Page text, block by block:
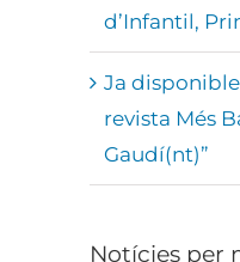
d’Infantil,
Ja
revista Més
Gaudí(nt)”
Notícies per